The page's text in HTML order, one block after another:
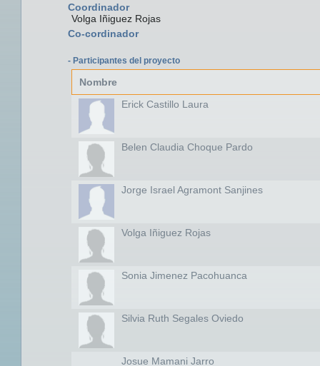
Coordinador
Volga Iñiguez Rojas
Co-cordinador
- Participantes del proyecto
Nombre
Erick Castillo Laura
Belen Claudia Choque Pardo
Jorge Israel Agramont Sanjines
Volga Iñiguez Rojas
Sonia Jimenez Pacohuanca
Silvia Ruth Segales Oviedo
Josue Mamani Jarro